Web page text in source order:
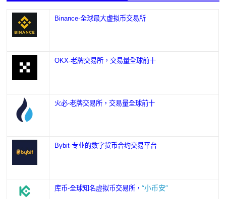
Binance-全球最大虚拟币交易所
OKX-老牌交易所，交易量全球前十
火必-老牌交易所，交易量全球前十
Bybit-专业的数字货币合约交易平台
库币-全球知名虚拟币交易所，“小币安”